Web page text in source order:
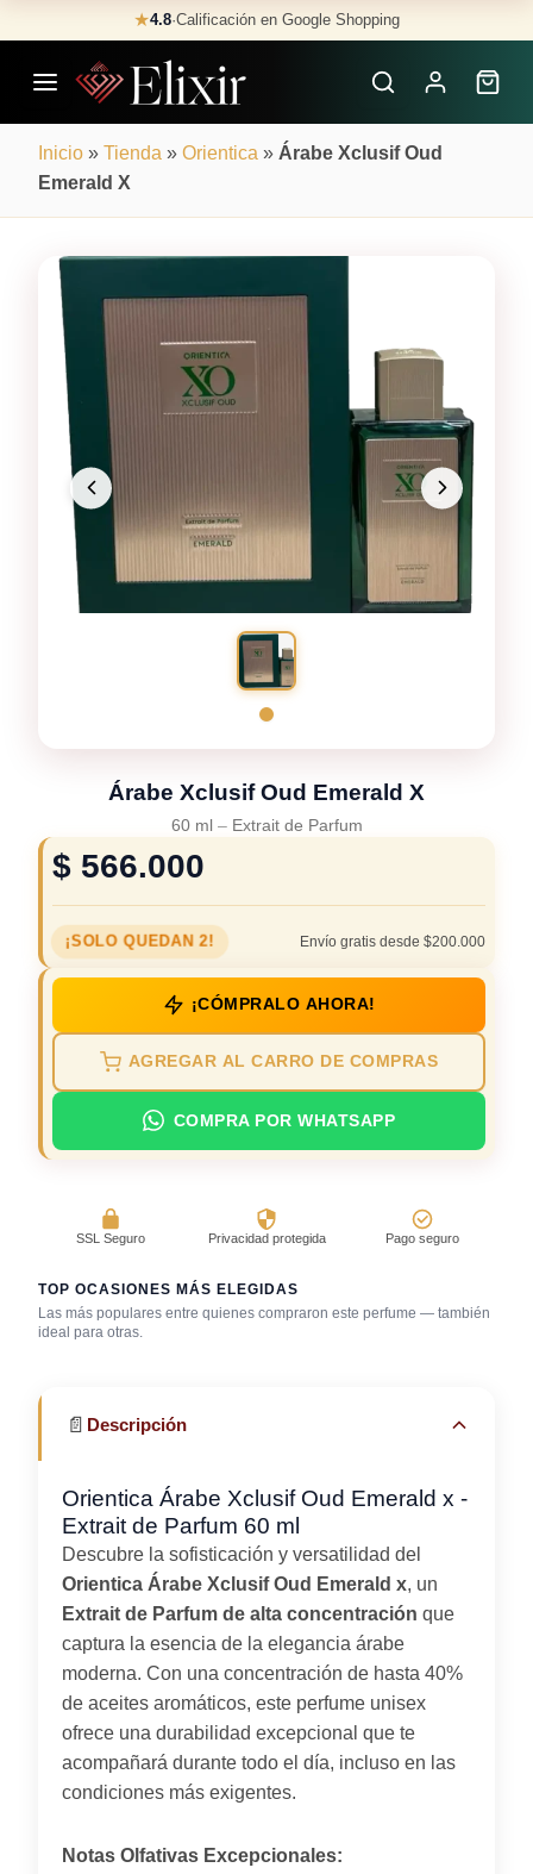
to
content
★4.8·Calificación en Google Shopping
Inicio » Tienda » Orientica » Árabe Xclusif Oud
Emerald X
Árabe Xclusif Oud Emerald X
60 ml – Extrait de Parfum
$ 566.000
¡SOLO QUEDAN 2! Envío gratis desde $200.000
¡CÓMPRALO AHORA!
AGREGAR AL CARRO DE COMPRAS
COMPRA POR WHATSAPP
SSL Seguro Privacidad protegida Pago seguro
TOP OCASIONES MÁS ELEGIDAS
Las más populares entre quienes compraron este perfume — también
ideal para otras.
Día caluroso /
clima cálido
📄 Descripción
Orientica Árabe Xclusif Oud Emerald x -
Extrait de Parfum 60 ml
Descubre la sofisticación y versatilidad del
Orientica Árabe Xclusif Oud Emerald x, un
Extrait de Parfum de alta concentración que
captura la esencia de la elegancia árabe
moderna. Con una concentración de hasta 40%
de aceites aromáticos, este perfume unisex
ofrece una durabilidad excepcional que te
acompañará durante todo el día, incluso en las
condiciones más exigentes.
Notas Olfativas Excepcionales: